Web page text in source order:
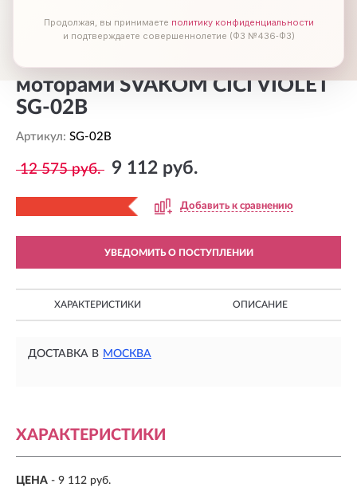
Продолжая, вы принимаете политику конфиденциальности
и подтверждаете совершеннолетие (ФЗ №436‑ФЗ)
Вибромассажер с двумя
моторами SVAKOM CICI VIOLET
SG-02B
Артикул: SG-02B
12 575 руб. 9 112 руб.
Добавить к сравнению
УВЕДОМИТЬ О ПОСТУПЛЕНИИ
ХАРАКТЕРИСТИКИ ОПИСАНИЕ
ДОСТАВКА В МОСКВА
ХАРАКТЕРИСТИКИ
ЦЕНА - 9 112 руб.